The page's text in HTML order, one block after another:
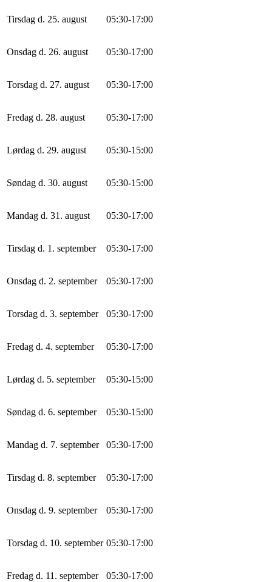
Tirsdag d. 25. august 05:30-17:00
Onsdag d. 26. august 05:30-17:00
Torsdag d. 27. august 05:30-17:00
Fredag d. 28. august 05:30-17:00
Lørdag d. 29. august 05:30-15:00
Søndag d. 30. august 05:30-15:00
Mandag d. 31. august 05:30-17:00
Tirsdag d. 1. september 05:30-17:00
Onsdag d. 2. september 05:30-17:00
Torsdag d. 3. september 05:30-17:00
Fredag d. 4. september 05:30-17:00
Lørdag d. 5. september 05:30-15:00
Søndag d. 6. september 05:30-15:00
Mandag d. 7. september 05:30-17:00
Tirsdag d. 8. september 05:30-17:00
Onsdag d. 9. september 05:30-17:00
Torsdag d. 10. september 05:30-17:00
Fredag d. 11. september 05:30-17:00